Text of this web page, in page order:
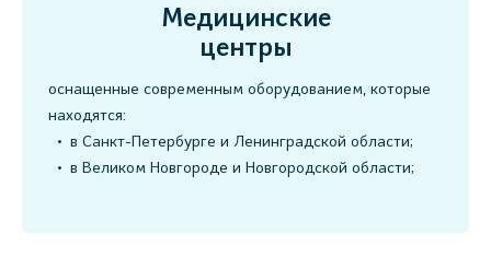
Медицинские
центры
оснащенные современным оборудованием, которые
находятся:
в Санкт-Петербурге и Ленинградской области;
в Великом Новгороде и Новгородской области;